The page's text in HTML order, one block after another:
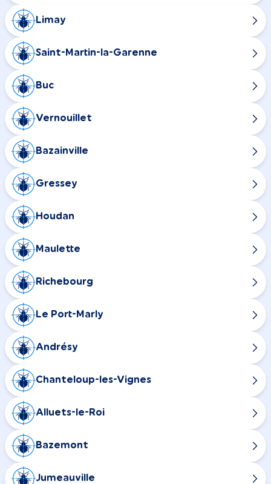
Limay
Saint-Martin-la-Garenne
Buc
Vernouillet
Bazainville
Gressey
Houdan
Maulette
Richebourg
Le Port-Marly
Andrésy
Chanteloup-les-Vignes
Alluets-le-Roi
Bazemont
Jumeauville